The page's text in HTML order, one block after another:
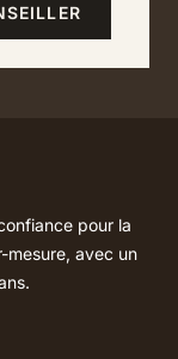
pour la
mesure, avec un